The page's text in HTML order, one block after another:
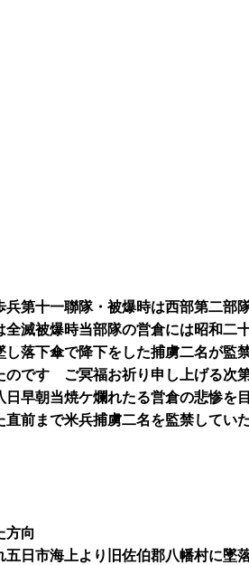
兵第十一聯隊・被爆時は西部第二部
全滅被爆時当部隊の営倉には昭和二
落下傘で降下をした捕虜二名が監
のです ご冥福お祈り申し上げる次
日早朝当焼ケ爛れたる営倉の悲惨を
直前まで米兵捕虜二名を監禁してい
方向
五日市海上より旧佐伯郡八幡村に墜